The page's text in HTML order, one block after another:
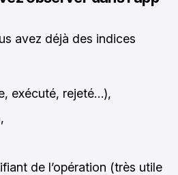
avez déjà des indices
exécuté, rejeté…),
de l’opération (très utile